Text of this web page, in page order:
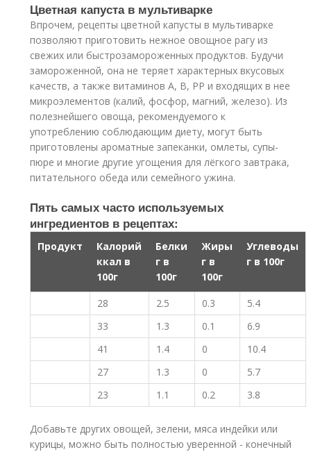
Цветная капуста в мультиварке
Впрочем, рецепты цветной капусты в мультиварке
позволяют приготовить нежное овощное рагу из
свежих или быстрозамороженных продуктов. Будучи
замороженной, она не теряет характерных вкусовых
качеств, а также витаминов А, В, РР и входящих в нее
микроэлементов (калий, фосфор, магний, железо). Из
полезнейшего овоща, рекомендуемого к
употреблению соблюдающим диету, могут быть
приготовлены ароматные запеканки, омлеты, супы-
пюре и многие другие угощения для лёгкого завтрака,
питательного обеда или семейного ужина.
Пять самых часто используемых
ингредиентов в рецептах:
Продукт
Калорий
ккал в
100г
Белки
г в
100г
Жиры
г в
100г
Углеводы
г в 100г
28 2.5 0.3
5.4
33
1.3 0.1
6.9
41
1.4 0
10.4
27
1.3 0
5.7
23
1.1 0.2 3.8
Добавьте других овощей, зелени, мяса индейки или
курицы, можно быть полностью уверенной - конечный